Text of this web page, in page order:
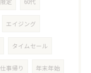
定 60代
エイジング
タイムセール
仕事帰り 年末年始